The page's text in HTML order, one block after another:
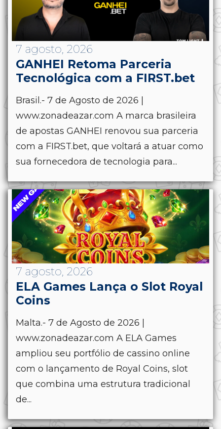
7 agosto, 2026
GANHEI Retoma Parceria
Tecnológica com a FIRST.bet
Brasil.- 7 de Agosto de 2026 |
www.zonadeazar.com A marca brasileira
de apostas GANHEI renovou sua parceria
com a FIRST.bet, que voltará a atuar como
sua fornecedora de tecnologia para...
7 agosto, 2026
ELA Games Lança o Slot Royal
Coins
Malta.- 7 de Agosto de 2026 |
www.zonadeazar.com A ELA Games
ampliou seu portfólio de cassino online
com o lançamento de Royal Coins, slot
que combina uma estrutura tradicional
de...